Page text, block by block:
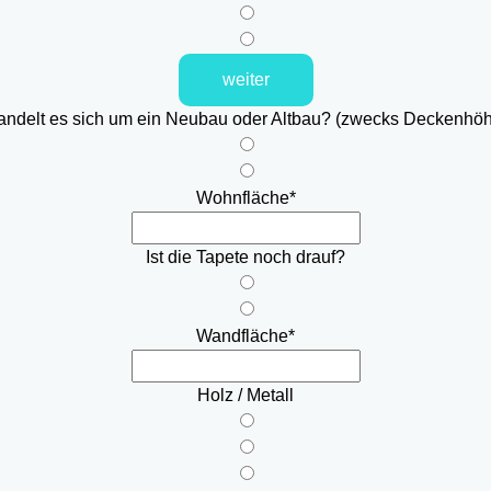
weiter
es sich um ein Neubau oder Altbau? (zwecks
Wohnfläche*
Ist die Tapete noch drauf?
Wandfläche*
Holz / Metall